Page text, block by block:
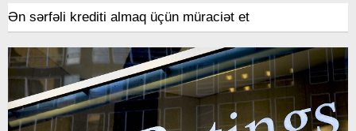
Ən sərfəli krediti almaq üçün müraciət et